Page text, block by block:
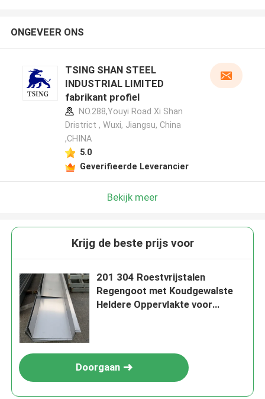
ONGEVEER ONS
TSING SHAN STEEL
INDUSTRIAL LIMITED
fabrikant profiel
NO.288,Youyi Road Xi Shan
Dristrict , Wuxi, Jiangsu, China
,CHINA
5.0
Geverifieerde Leverancier
Bekijk meer
Krijg de beste prijs voor
201 304 Roestvrijstalen
Regengoot met Koudgewalste
Heldere Oppervlakte voor
Doorgaan